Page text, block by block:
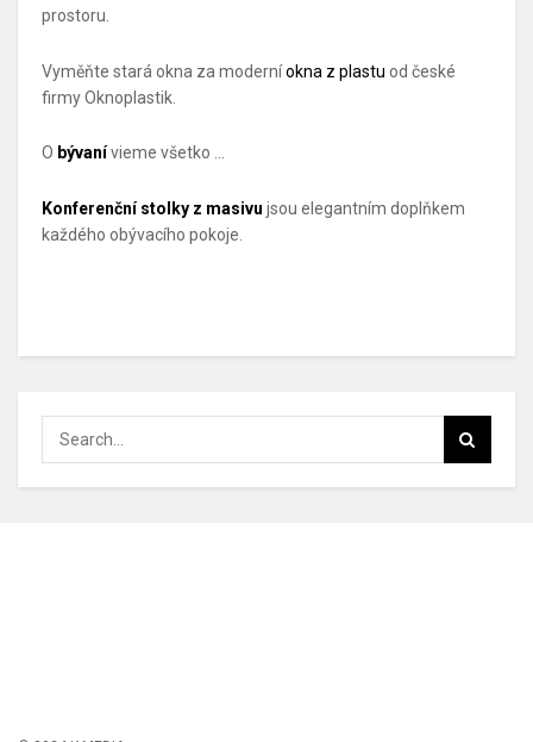
prostoru.
Vyměňte stará okna za moderníokna z plastu od české
firmy Oknoplastik.
O bývanívieme všetko …
Konferenční stolky z masivu jsou elegantním doplňkem
každého obývacího pokoje.